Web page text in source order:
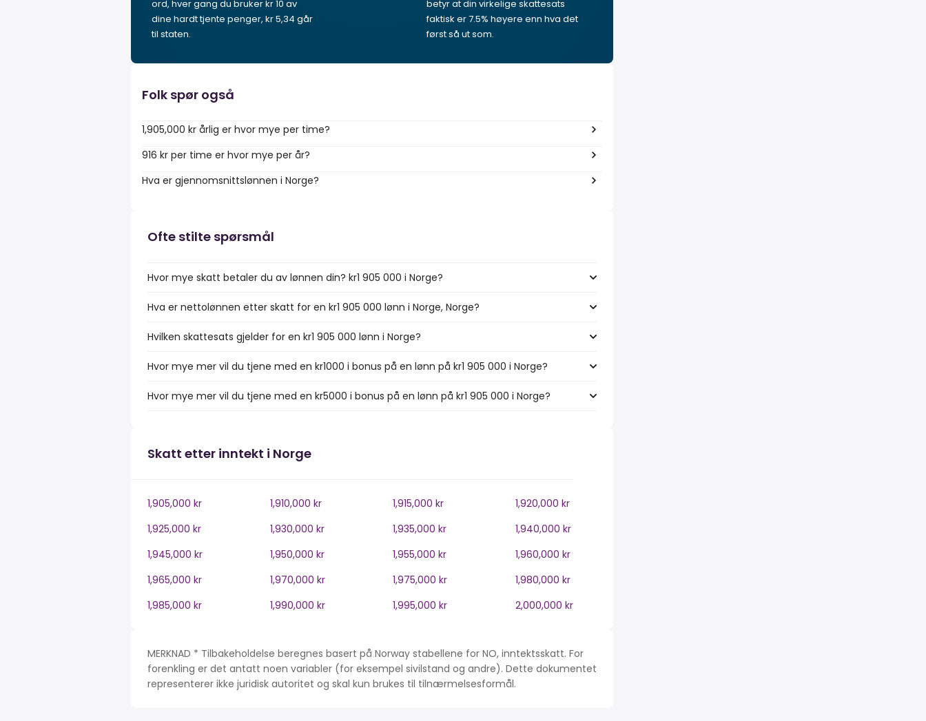
ord, hver gang du bruker kr 10 av
dine hardt tjente penger, kr 5,34 går
til staten.
betyr at din virkelige skattesats
faktisk er 7.5% høyere enn hva det
først så ut som.
Folk spør også
1,905,000 kr årlig er hvor mye per time?
916 kr per time er hvor mye per år?
Hva er gjennomsnittslønnen i Norge?
Ofte stilte spørsmål
Hvor mye skatt betaler du av lønnen din? kr1 905 000 i Norge?
Hva er nettolønnen etter skatt for en kr1 905 000 lønn i Norge, Norge?
Hvilken skattesats gjelder for en kr1 905 000 lønn i Norge?
Hvor mye mer vil du tjene med en kr1000 i bonus på en lønn på kr1 905 000 i Norge?
Hvor mye mer vil du tjene med en kr5000 i bonus på en lønn på kr1 905 000 i Norge?
Skatt etter inntekt i Norge
1,905,000 kr 1,910,000 kr 1,915,000 kr
1,920,000 kr
1,925,000 kr
1,930,000 kr 1,935,000 kr
1,940,000 kr
1,945,000 kr
1,950,000 kr 1,955,000 kr
1,960,000 kr
1,965,000 kr
1,970,000 kr 1,975,000 kr
1,980,000 kr
1,985,000 kr
1,990,000 kr 1,995,000 kr 2,000,000 kr
MERKNAD * Tilbakeholdelse beregnes basert på Norway stabellene for NO, inntektsskatt. For
forenkling er det antatt noen variabler (for eksempel sivilstand og andre). Dette dokumentet
representerer ikke juridisk autoritet og skal kun brukes til tilnærmelsesformål.